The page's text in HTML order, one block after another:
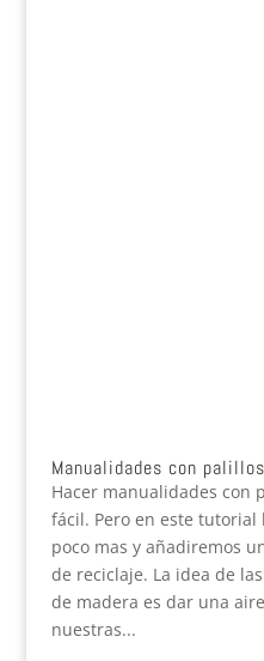
Manualidades con
Hacer manualidades con
fácil. Pero en este tutorial
poco mas y añadiremos
de reciclaje. La idea de
de madera es dar una
nuestras...